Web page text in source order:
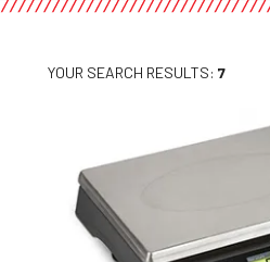
YOUR SEARCH RESULTS: 7